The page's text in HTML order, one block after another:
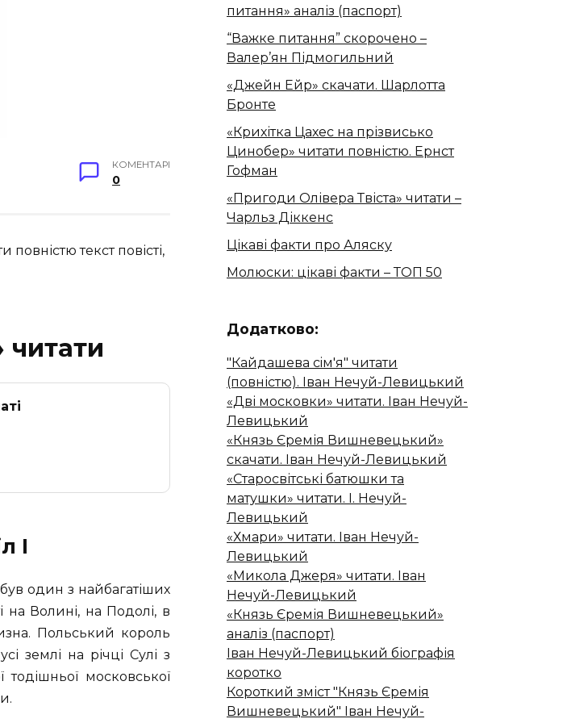
КОМЕНТАРІ
0
текст повісті,
I
один з найбагатіших
на Волині, на Подолі, в
Польський король
землі на річці Сулі з
московської
питання» аналіз (паспорт)
“Важке питання” скорочено –
Валер’ян Підмогильний
«Джейн Ейр» скачати. Шарлотта
Бронте
«Крихітка Цахес на прізвисько
Цинобер» читати повністю. Ернст
Гофман
«Пригоди Олівера Твіста» читати –
Чарльз Діккенс
Цікаві факти про Аляску
Молюски: цікаві факти – ТОП 50
Додатково:
"Кайдашева сiм'я" читати
(повністю). Іван Нечуй-Левицький
«Дві московки» читати. Іван Нечуй-
Левицький
«Князь Єремія Вишневецький»
скачати. Іван Нечуй-Левицький
«Старосвітські батюшки та
матушки» читати. І. Нечуй-
Левицький
«Хмари» читати. Іван Нечуй-
Левицький
«Микола Джеря» читати. Іван
Нечуй-Левицький
«Князь Єремія Вишневецький»
аналіз (паспорт)
Іван Нечуй-Левицький біографія
коротко
Короткий зміст "Князь Єремія
Вишневецький" Іван Нечуй-